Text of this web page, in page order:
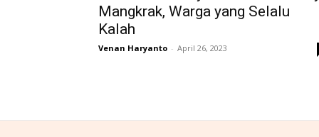
Mangkrak, Warga yang Selalu
Kalah
Venan Haryanto - April 26, 2023